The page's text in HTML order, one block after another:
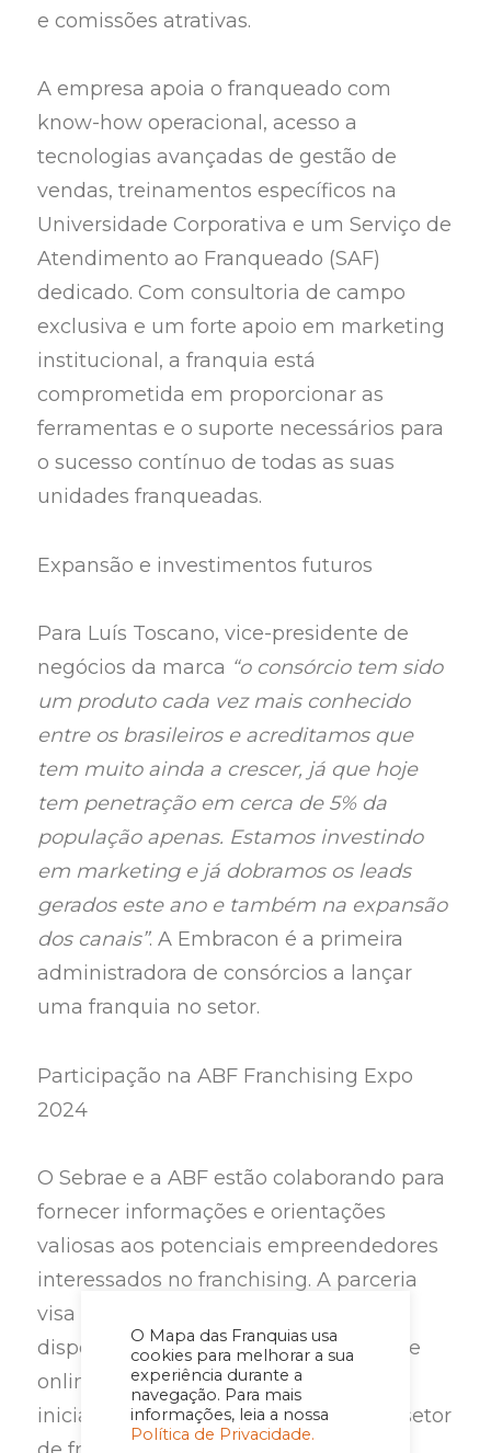
O Mapa das Franquias usa
cookies para melhorar a sua
experiência durante a
navegação. Para mais
informações, leia a nossa
Política de Privacidade.
e comissões atrativas.
A empresa apoia o franqueado com
know-how operacional, acesso a
tecnologias avançadas de gestão de
vendas, treinamentos específicos na
Universidade Corporativa e um Serviço de
Atendimento ao Franqueado (SAF)
dedicado. Com consultoria de campo
exclusiva e um forte apoio em marketing
institucional, a franquia está
comprometida em proporcionar as
ferramentas e o suporte necessários para
o sucesso contínuo de todas as suas
unidades franqueadas.
Expansão e investimentos futuros
Para Luís Toscano, vice-presidente de
negócios da marca “o consórcio tem sido
um produto cada vez mais conhecido
entre os brasileiros e acreditamos que
tem muito ainda a crescer, já que hoje
tem penetração em cerca de 5% da
população apenas. Estamos investindo
em marketing e já dobramos os leads
gerados este ano e também na expansão
dos canais”. A Embracon é a primeira
administradora de consórcios a lançar
uma franquia no setor.
Participação na ABF Franchising Expo
2024
O Sebrae e a ABF estão colaborando para
fornecer informações e orientações
valiosas aos potenciais empreendedores
interessados no franchising. A parceria
visa fortalecer ambas as instituições,
disponibilizando conteúdos gratuitos e
online para todos os interessados em
iniciar ou expandir seus negócios no setor